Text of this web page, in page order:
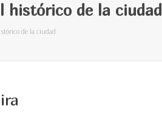
histórico de la ciudad
de la ciudad